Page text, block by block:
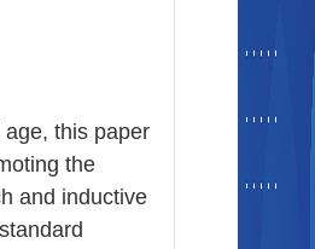
this paper
the
and inductive